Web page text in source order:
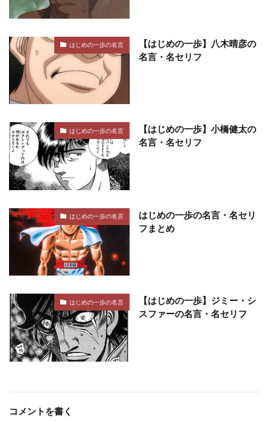
はじめの一歩の名言
【はじめの一歩】八木晴彦の
名言・名セリフ
はじめの一歩の名言
【はじめの一歩】小橋健太の
名言・名セリフ
はじめの一歩の名言
はじめの一歩の名言・名セリ
フまとめ
はじめの一歩の名言
【はじめの一歩】ジミー・シ
スファーの名言・名セリフ
コメントを書く